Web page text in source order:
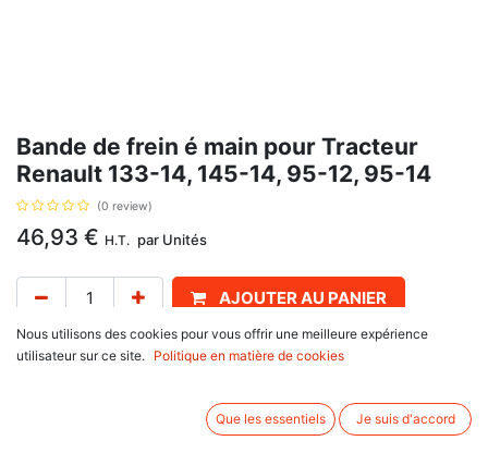
Bande de frein é main pour Tracteur
Renault 133-14, 145-14, 95-12, 95-14
(0 review)
46,93 € H.T. par Unités
AJOUTER AU PANIER
Délai de livraison : 1 semaines
6005003696, pour Renault 103-12 (50405-> ), 103-14 (52647-> ), 106-
14SP, 110-14, 113-12, 113-14, 120-14, 133-14, 145-14, 95-12 (50694-> ),
Nous utilisons des cookies pour vous offrir une meilleure expérience
utilisateur sur ce site.
Politique en matière de cookies
Que les essentiels Je suis d'accord